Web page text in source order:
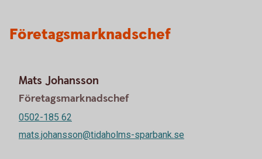
Företagsmarknadschef
Mats Johansson
Företagsmarknadschef
0502-185 62
mats.johansson@tidaholms-sparbank.se